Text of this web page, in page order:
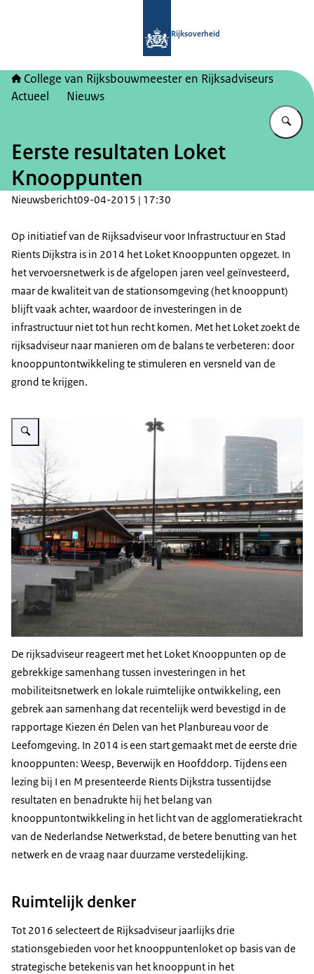
Rijksoverheid
College van Rijksbouwmeester en Rijksadviseurs
Actueel
Nieuws
Eerste resultaten Loket
Knooppunten
Nieuwsbericht09-04-2015 | 17:30
Op initiatief van de Rijksadviseur voor Infrastructuur en Stad
Rients Dijkstra is in 2014 het Loket Knooppunten opgezet. In
het vervoersnetwerk is de afgelopen jaren veel geïnvesteerd,
maar de kwaliteit van de stationsomgeving (het knooppunt)
blijft vaak achter, waardoor de investeringen in de
infrastructuur niet tot hun recht komen. Met het Loket zoekt de
rijksadviseur naar manieren om de balans te verbeteren: door
knooppuntontwikkeling te stimuleren en versneld van de
grond te krijgen.
Vergroot afbeelding Loket Knooppunten
De rijksadviseur reageert met het Loket Knooppunten op de
gebrekkige samenhang tussen investeringen in het
mobiliteitsnetwerk en lokale ruimtelijke ontwikkeling, een
gebrek aan samenhang dat recentelijk werd bevestigd in de
rapportage Kiezen én Delen van het Planbureau voor de
Leefomgeving. In 2014 is een start gemaakt met de eerste drie
knooppunten: Weesp, Beverwijk en Hoofddorp. Tijdens een
lezing bij I en M presenteerde Rients Dijkstra tussentijdse
resultaten en benadrukte hij het belang van
knooppuntontwikkeling in het licht van de agglomeratiekracht
van de Nederlandse Netwerkstad, de betere benutting van het
netwerk en de vraag naar duurzame verstedelijking.
Ruimtelijk denker
Tot 2016 selecteert de Rijksadviseur jaarlijks drie
stationsgebieden voor het knooppuntenloket op basis van de
strategische betekenis van het knooppunt in het